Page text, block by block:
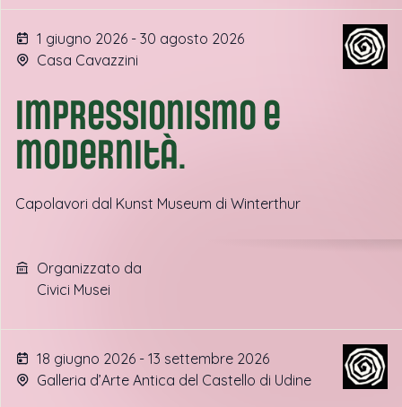
1 giugno 2026 - 30 agosto 2026
Casa Cavazzini
Impressionismo e
modernità.
Capolavori dal Kunst Museum di Winterthur
Organizzato da
Civici Musei
18 giugno 2026 - 13 settembre 2026
Galleria d’Arte Antica del Castello di Udine